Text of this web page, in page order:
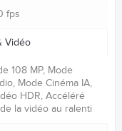
fps
Vidéo
108 MP, Mode
Mode Cinéma IA,
HDR, Accéléré
la vidéo au ralenti